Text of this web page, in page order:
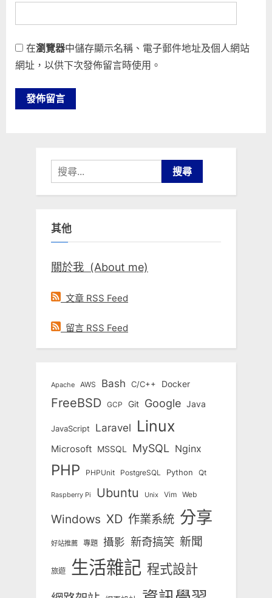
在瀏覽器中儲存顯示名稱、電子郵件地址及個人網站
網址，以供下次發佈留言時使用。
搜
尋
關
字:
其他
關於我 (About me)
文章 RSS Feed
留言 RSS Feed
Apache AWS Bash C/C++ Docker
FreeBSD GCP Git Google Java
JavaScript Laravel Linux
Microsoft MSSQL MySQL Nginx
PHP PHPUnit PostgreSQL Python Qt
Raspberry Pi Ubuntu Unix Vim Web
Windows XD 作業系統 分享
好站推薦 專題 攝影 新奇搞笑 新聞
旅遊 生活雜記 程式設計